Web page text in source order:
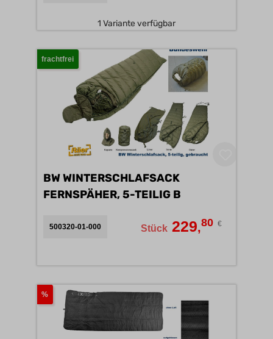
1 Variante verfügbar
frachtfrei
BW WINTERSCHLAFSACK
FERNSPÄHER, 5-TEILIG B
500320-01-000 Stück 229,80 €
%